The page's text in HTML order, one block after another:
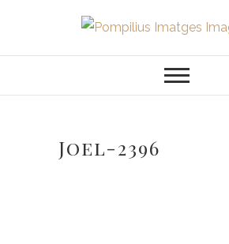
contenido
Joel-2396